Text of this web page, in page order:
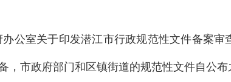
办公室关于印发潜江市行政规范性文件备案审
，市政府部门和区镇街道的规范性文件自公布